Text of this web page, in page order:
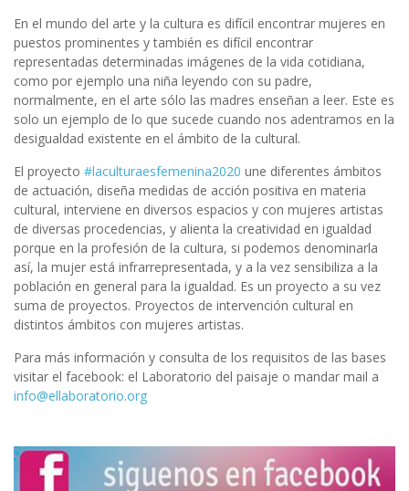
En el mundo del arte y la cultura es difícil encontrar mujeres en
puestos prominentes y también es difícil encontrar
representadas determinadas imágenes de la vida cotidiana,
como por ejemplo una niña leyendo con su padre,
normalmente, en el arte sólo las madres enseñan a leer. Este es
solo un ejemplo de lo que sucede cuando nos adentramos en la
desigualdad existente en el ámbito de la cultural.
El proyecto #laculturaesfemenina2020 une diferentes ámbitos
de actuación, diseña medidas de acción positiva en materia
cultural, interviene en diversos espacios y con mujeres artistas
de diversas procedencias, y alienta la creatividad en igualdad
porque en la profesión de la cultura, si podemos denominarla
así, la mujer está infrarrepresentada, y a la vez sensibiliza a la
población en general para la igualdad. Es un proyecto a su vez
suma de proyectos. Proyectos de intervención cultural en
distintos ámbitos con mujeres artistas.
Para más información y consulta de los requisitos de las bases
visitar el facebook: el Laboratorio del paisaje o mandar mail a
info@ellaboratorio.org